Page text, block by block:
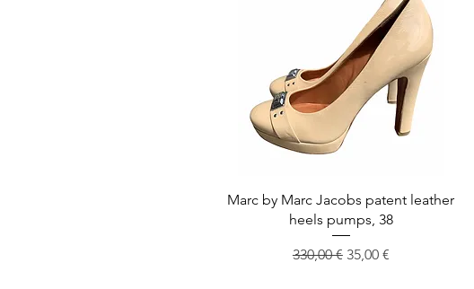
Marc by Marc Jacobs patent leather
heels pumps, 38
Standardpreis
330,00 € Sale-Preis
35,00 €